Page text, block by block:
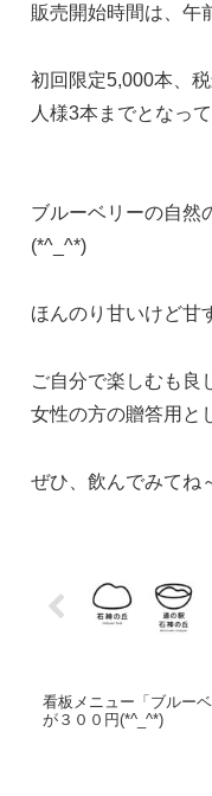
販売開始時間は、午
初回限定5,000本、
人様3本までとなっ
ブルーベリーの自然
(*^_^*)
ほんのり甘いけど甘
ご自分で楽しむも良
女性の方の贈答用と
ぜひ、飲んでみてね
看板メニュー「ブルーベ
が３００円(*^_^*)